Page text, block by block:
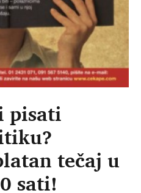
pisati
tečaj u
sati!